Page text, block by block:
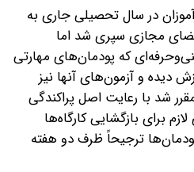
در سال تحصیلی جاری به
مجازی سپری شد اما
که پودمان‌های مهارتی
دیده و آزمون‌های آنها نیز
شد با رعایت اصل پراکندگی
برای بازگشایی کارگاه‌ها
ترجیحاً ظرف دو هفته